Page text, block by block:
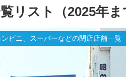
リスト（2025年ま
ビニ、スーパーなどの閉店店舗一覧